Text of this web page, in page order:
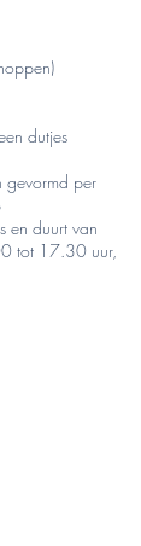
dutjes
gevormd per
en duurt van
tot 17.30 uur,